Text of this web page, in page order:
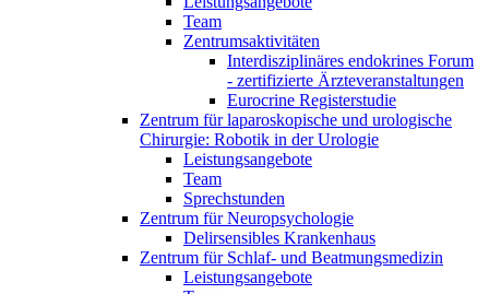
Team
Zentrumsaktivitäten
Interdisziplinäres endokrines Forum
- zertifizierte Ärzteveranstaltungen
Eurocrine Registerstudie
Zentrum für laparoskopische und urologische
Chirurgie: Robotik in der Urologie
Leistungsangebote
Team
Sprechstunden
Zentrum für Neuropsychologie
Delirsensibles Krankenhaus
Zentrum für Schlaf- und Beatmungsmedizin
Leistungsangebote